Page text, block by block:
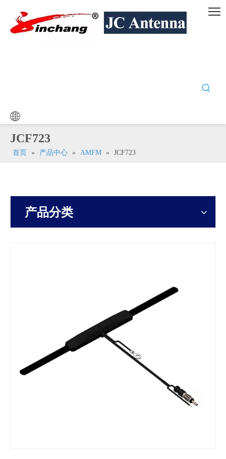
JCF723
首页 » 产品中心 » AMFM » JCF723
产品分类